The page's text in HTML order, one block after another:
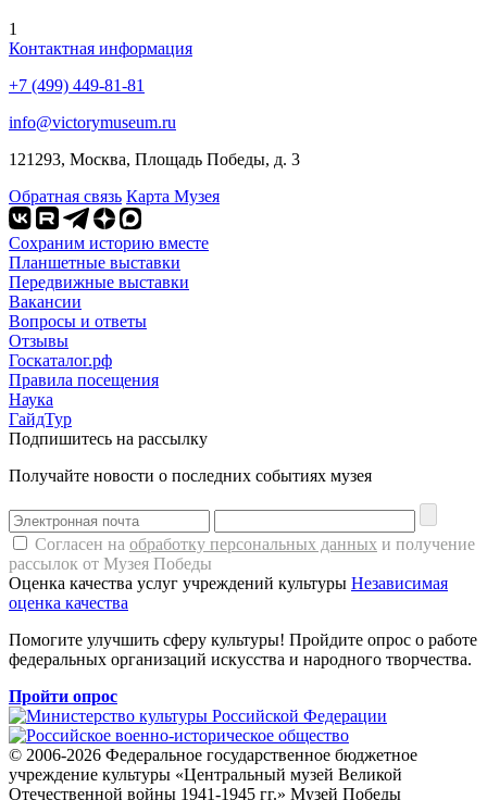
1
Контактная информация
+7 (499) 449-81-81
info@victorymuseum.ru
121293, Москва, Площадь Победы, д. 3
Обратная связь Карта Музея
Сохраним историю вместе
Планшетные выставки
Передвижные выставки
Вакансии
Вопросы и ответы
Отзывы
Госкаталог.рф
Правила посещения
Наука
ГайдТур
Подпишитесь на рассылку
Получайте новости о последних событиях музея
Согласен на обработку персональных данных и получение
рассылок от Музея Победы
Оценка качества услуг учреждений культуры Независимая
оценка качества
Помогите улучшить сферу культуры! Пройдите опрос о работе
федеральных организаций искусства и народного творчества.
Пройти опрос
© 2006-2026 Федеральное государственное бюджетное
учреждение культуры «Центральный музей Великой
Отечественной войны 1941-1945 гг.» Музей Победы